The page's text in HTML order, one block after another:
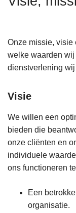
Onze missie, visie
welke waarden
dienstverlening
Visie
We willen een
bieden die
onze cliënten en
individuele
ons functioneren
Een
organisatie.